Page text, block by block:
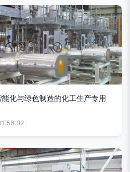
化与绿色制造的化工生产专用